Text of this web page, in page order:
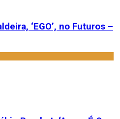
‘EGO’, no Futuros –